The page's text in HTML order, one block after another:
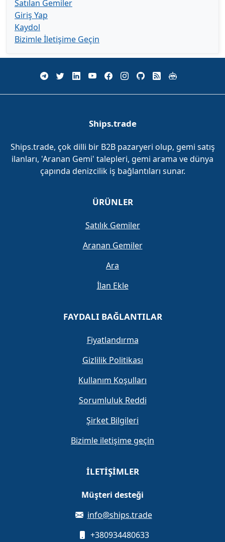
Satılan Gemiler
Giriş Yap
Kaydol
Bizimle İletişime Geçin
Ships.trade
Ships.trade, çok dilli bir B2B pazaryeri olup, gemi satış
ilanları, 'Aranan Gemi' talepleri, gemi arama ve dünya
çapında denizcilik iş bağlantıları sunar.
ÜRÜNLER
Satılık Gemiler
Aranan Gemiler
Ara
İlan Ekle
FAYDALI BAĞLANTILAR
Fiyatlandırma
Gizlilik Politikası
Kullanım Koşulları
Sorumluluk Reddi
Şirket Bilgileri
Bizimle iletişime geçin
İLETIŞIMLER
Müşteri desteği
info@ships.trade
+380934480633